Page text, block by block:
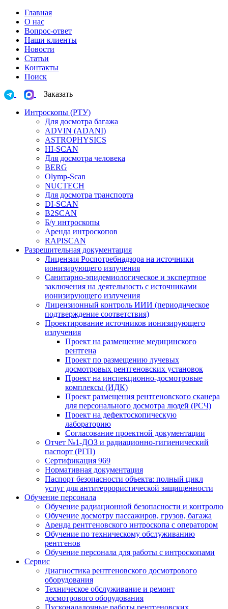
Главная
О нас
Вопрос-ответ
Наши клиенты
Новости
Статьи
Контакты
Поиск
Заказать
Интроскопы (РТУ)
Для досмотра багажа
ADVIN (ADANI)
ASTROPHYSICS
HI-SCAN
Для досмотра человека
BERG
Olymp-Scan
NUCTECH
Для досмотра транспорта
DI-SCAN
B2SCAN
Б/у интроскопы
Аренда интроскопов
RAPISCAN
Разрешительная документация
Лицензия Роспотребнадзора на источники
ионизирующего излучения
Санитарно-эпидемиологическое и экспертное
заключения на деятельность с источниками
ионизирующего излучения
Лицензионный контроль ИИИ (периодическое
подтверждение соответствия)
Проектирование источников ионизирующего
излучения
Проект на размещение медицинского
рентгена
Проект по размещению лучевых
досмотровых рентгеновских установок
Проект на инспекционно-досмотровые
комплексы (ИДК)
Проект размещения рентгеновского сканера
для персонального досмотра людей (РСЧ)
Проект на дефектоскопическую
лабораторию
Согласование проектной документации
Отчет №1-ДОЗ и радиационно-гигиенический
паспорт (РГП)
Сертификация 969
Нормативная документация
Паспорт безопасности объекта: полный цикл
услуг для антитеррористической защищенности
Обучение персонала
Обучение радиационной безопасности и контролю
Обучение досмотру пассажиров, грузов, багажа
Аренда рентгеновского интроскопа с оператором
Обучение по техническому обслуживанию
рентгенов
Обучение персонала для работы с интроскопами
Сервис
Диагностика рентгеновского досмотрового
оборудования
Техническое обслуживание и ремонт
досмотрового оборудования